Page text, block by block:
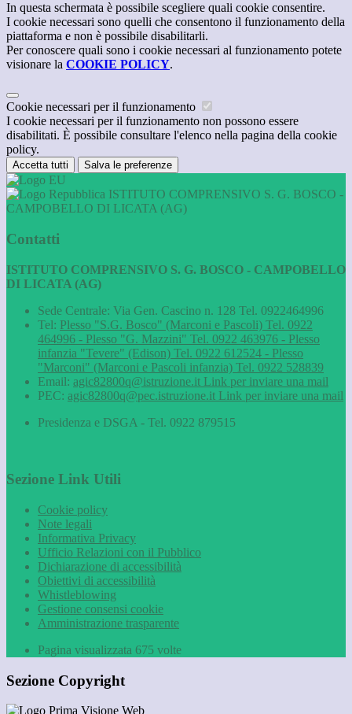
In questa schermata è possibile scegliere quali cookie consentire.
I cookie necessari sono quelli che consentono il funzionamento della
piattaforma e non è possibile disabilitarli.
Per conoscere quali sono i cookie necessari al funzionamento potete
visionare la COOKIE POLICY.
Cookie necessari per il funzionamento
I cookie necessari per il funzionamento non possono essere
disabilitati. È possibile consultare l'elenco nella pagina della cookie
policy.
Accetta tutti Salva le preferenze
ISTITUTO COMPRENSIVO S. G. BOSCO -
CAMPOBELLO DI LICATA (AG)
Contatti
ISTITUTO COMPRENSIVO S. G. BOSCO - CAMPOBELLO
DI LICATA (AG)
Sede Centrale: Via Gen. Cascino n. 128 Tel. 0922464996
Tel: Plesso "S.G. Bosco" (Marconi e Pascoli) Tel. 0922
464996 - Plesso "G. Mazzini" Tel. 0922 463976 - Plesso
infanzia "Tevere" (Edison) Tel. 0922 612524 - Plesso
"Marconi" (Marconi e Pascoli infanzia) Tel. 0922 528839
Email: agic82800q@istruzione.it Link per inviare una mail
PEC: agic82800q@pec.istruzione.it Link per inviare una mail
Presidenza e DSGA - Tel. 0922 879515
Sezione Link Utili
Cookie policy
Note legali
Informativa Privacy
Ufficio Relazioni con il Pubblico
Dichiarazione di accessibilità
Obiettivi di accessibilità
Whistleblowing
Gestione consensi cookie
Amministrazione trasparente
Pagina visualizzata 675 volte
Sezione Copyright